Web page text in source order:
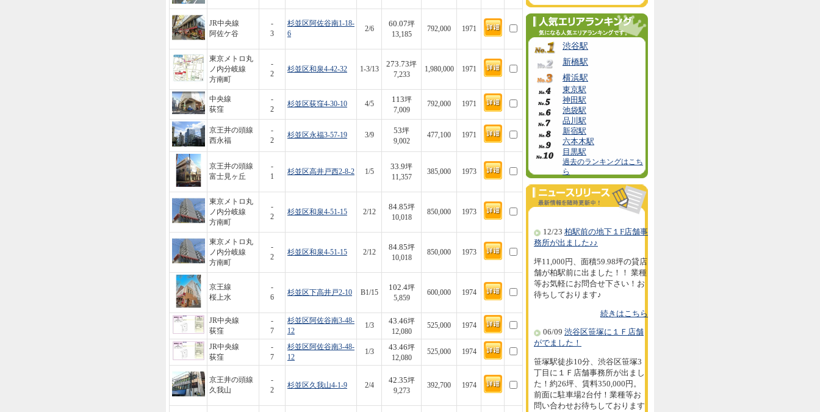
JR中央線
阿佐ケ谷
-
3
杉並区阿佐谷南1-18-
6
2/6
60.07坪
13,185
792,000 1971
東京メトロ丸
ノ内分岐線
方南町
-
2
杉並区和泉4-42-32 1-3/13
273.73坪
7,233
1,980,000 1971
中央線
荻窪
-
2
杉並区荻窪4-30-10 4/5
113坪
7,009
792,000 1971
京王井の頭線
西永福
-
2
杉並区永福3-57-19 3/9
53坪
9,002
477,100 1971
京王井の頭線
富士見ヶ丘
-
1
杉並区高井戸西2-8-2 1/5
33.9坪
11,357
385,000 1973
東京メトロ丸
ノ内分岐線
方南町
-
2
杉並区和泉4-51-15 2/12
84.85坪
10,018
850,000 1973
東京メトロ丸
ノ内分岐線
方南町
-
2
杉並区和泉4-51-15 2/12
84.85坪
10,018
850,000 1973
京王線
桜上水
-
6
杉並区下高井戸2-10 B1/15
102.4坪
5,859
600,000 1974
JR中央線
荻窪
-
7
杉並区阿佐谷南3-48-
12
1/3
43.46坪
12,080
525,000 1974
JR中央線
荻窪
-
7
杉並区阿佐谷南3-48-
12
1/3
43.46坪
12,080
525,000 1974
京王井の頭線
久我山
-
2
杉並区久我山4-1-9 2/4
42.35坪
9,273
392,700 1974
渋谷駅
新橋駅
横浜駅
東京駅
神田駅
池袋駅
品川駅
新宿駅
六本木駅
目黒駅
過去のランキングはこち
ら
12/23 柏駅前の地下１F店舗事
務所が出ました♪♪
坪11,000円、面積59.98坪の貸店
舗が柏駅前に出ました！！ 業種
等お気軽にお問合せ下さい！お
待ちしております♪
続きはこちら
06/09 渋谷区笹塚に１Ｆ店舗
がでました！
笹塚駅徒歩10分、渋谷区笹塚3
丁目に１Ｆ店舗事務所が出まし
た！約26坪、賃料350,000円。
前面に駐車場2台付！業種等お
問い合わせお待ちしております